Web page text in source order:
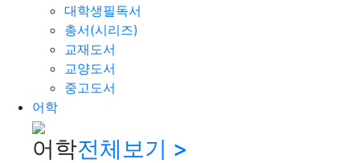
대학생필독서
총서(시리즈)
교재도서
교양도서
중고도서
어학
어학전체보기 >